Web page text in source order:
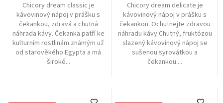
Chicory dream classic je
kávovinový nápoj v prášku s
čekankou, zdravá a chutná
náhrada kávy. Čekanka patří ke
kulturním rostlinám známým už
od starověkého Egypta a má
široké...
Chicory dream delicate je
kávovinový nápoj v prášku s
čekankou. Ochutnejte zdravou
náhradu kávy.Chutný, fruktózou
slazený kávovinový nápoj se
sušenou syrovátkou a
čekankou....